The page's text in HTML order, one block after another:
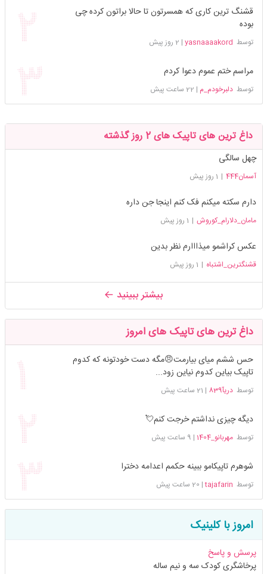
قشنگ ترین کاری که همسرتون تا حالا براتون کرده چی
بوده
توسط yasnaaaakord
| 2 روز پیش
مراسم ختم عموم دعوا کردم
توسطدلبرخودم_م | 22 ساعت پیش
داغ ترین های تاپیک های 2 روز گذشته
چهل سالگی
آسمان444 | 1 روز پیش
دارم سکته میکنم فک کنم اینجا جن داره
مامان_دلارام_کوروش | 1 روز پیش
عکس کراشمو میذااارم نظر بدین
قشنگترین_اشتباه | 1 روز پیش
بیشتر ببینید
داغ ترین های تاپیک های امروز
حس ششم میای بیارمت😠مگه دست خودتونه که کدوم
تاپیک بیاین کدوم نیاین زود...
توسطدریآ839 | 21 ساعت پیش
دیگه چیزی نداشتم خرجت کنم💘
توسطمهربانو_1404 | 9 ساعت پیش
شوهرم تاپیکامو ببینه حکمم اعدامه دخترا
توسط tajafarin
| 20 ساعت پیش
امروز با کلینیک
پرسش و پاسخ
پرخاشگری کودک سه و نیم ساله